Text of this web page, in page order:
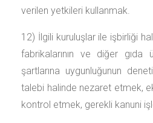
verilen yetkileri kullanmak.
12) İlgili kuruluşlar ile işbirliği
fabrikalarının ve diğer gıda
şartlarına uygunluğunun
talebi halinde nezaret etmek,
kontrol etmek, gerekli kanuni